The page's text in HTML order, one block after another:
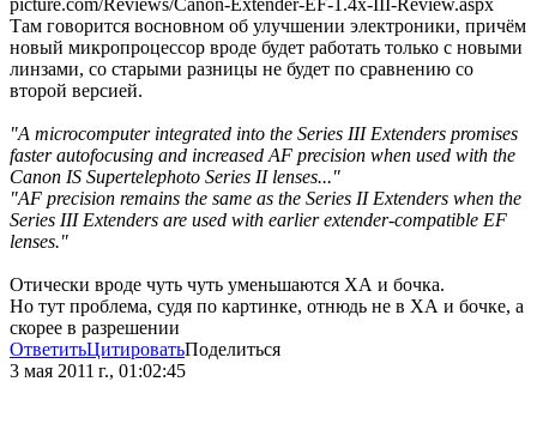
picture.com/Reviews/Canon-Extender-EF-1.4x-III-Review.aspx
Там говорится восновном об улучшении электроники, причём
новый микропроцессор вроде будет работать только с новыми
линзами, со старыми разницы не будет по сравнению со
второй версией.
"A microcomputer integrated into the Series III Extenders promises
faster autofocusing and increased AF precision when used with the
Canon IS Supertelephoto Series II lenses..."
"AF precision remains the same as the Series II Extenders when the
Series III Extenders are used with earlier extender-compatible EF
lenses."
Отически вроде чуть чуть уменьшаются ХА и бочка.
Но тут проблема, судя по картинке, отнюдь не в ХА и бочке, а
скорее в разрешении
ОтветитьЦитироватьПоделиться
3 мая 2011 г., 01:02:45